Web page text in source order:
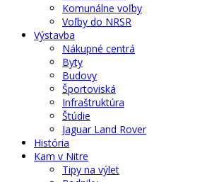
Komunálne voľby
Voľby do NRSR
Výstavba
Nákupné centrá
Byty
Budovy
Športoviská
Infraštruktúra
Štúdie
Jaguar Land Rover
História
Kam v Nitre
Tipy na výlet